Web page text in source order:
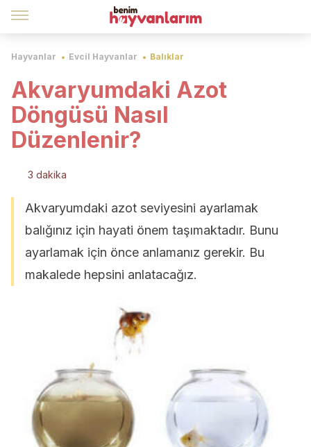
Hayvanlar Evcil Hayvanlar Balıklar
Akvaryumdaki Azot
Döngüsü Nasıl
Düzenlenir?
3 dakika
Akvaryumdaki azot seviyesini ayarlamak
balığınız için hayati önem taşımaktadır. Bunu
ayarlamak için önce anlamanız gerekir. Bu
makalede hepsini anlatacağız.